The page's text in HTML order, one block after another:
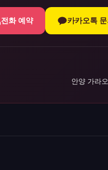
전화 예약 카카오톡 문
안양 가라